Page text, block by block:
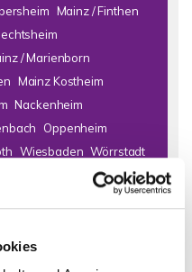
Mainz / Finthen
/ Marienborn
Mainz Kostheim
Nackenheim
Oppenheim
Wiesbaden Wörrstadt
Immobilie Bad Kreuznach
Bad Kreuznach